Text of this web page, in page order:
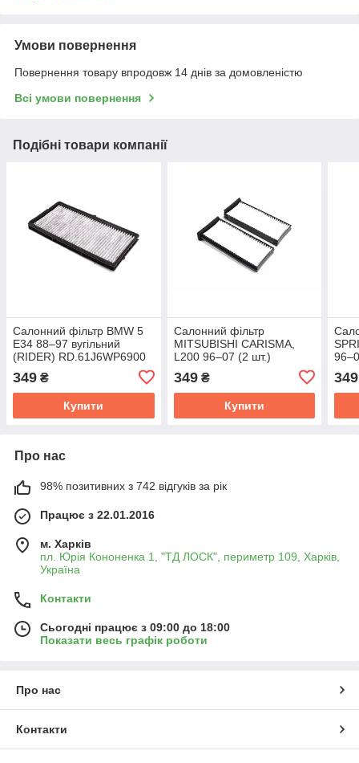
Умови повернення
Повернення товару впродовж 14 днів за домовленістю
Всі умови повернення
Подібні товари компанії
Салонний фільтр BMW 5
E34 88–97 вугільний
(RIDER) RD.61J6WP6900
349 ₴
Купити
Салонний фільтр
MITSUBISHI CARISMA,
L200 96–07 (2 шт.)
(RIDER) RD.61J6WP9220
349₴
Купити
349
Про нас
98% позитивних з 742 відгуків за рік
Працює з 22.01.2016
м. Харків
пл. Юрія Кононенка 1, "ТД ЛОСК", периметр 109, Харків,
Україна
Контакти
Сьогодні працює з 09:00 до 18:00
Показати весь графік роботи
Про нас
Контакти